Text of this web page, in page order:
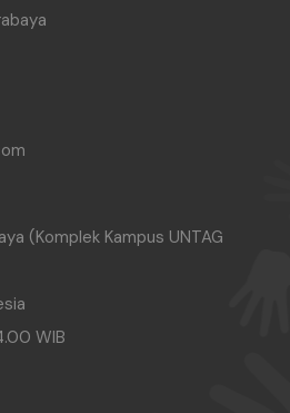
(Komplek Kampus UNTAG
WIB